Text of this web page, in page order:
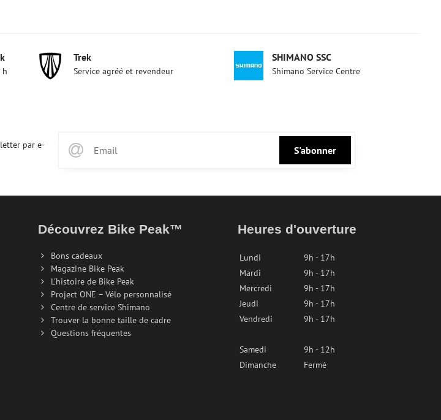
h
Trek
Service agréé et revendeur
SHIMANO SSC
Shimano Service Centre
S'abonner
par e-
Découvrez Bike Peak™
Bons cadeaux
Magazine Bike Peak
L'histoire de Bike Peak
Project ONE – Vélo personnalisé
Centre de service Shimano
Trouver la bonne taille de cadre
Questions fréquentes
Heures d'ouverture
Lundi
9h - 17h
Mardi
9h - 17h
Mercredi
9h - 17h
Jeudi
9h - 17h
Vendredi
9h - 17h
Samedi
9h - 12h
Dimanche
Fermé